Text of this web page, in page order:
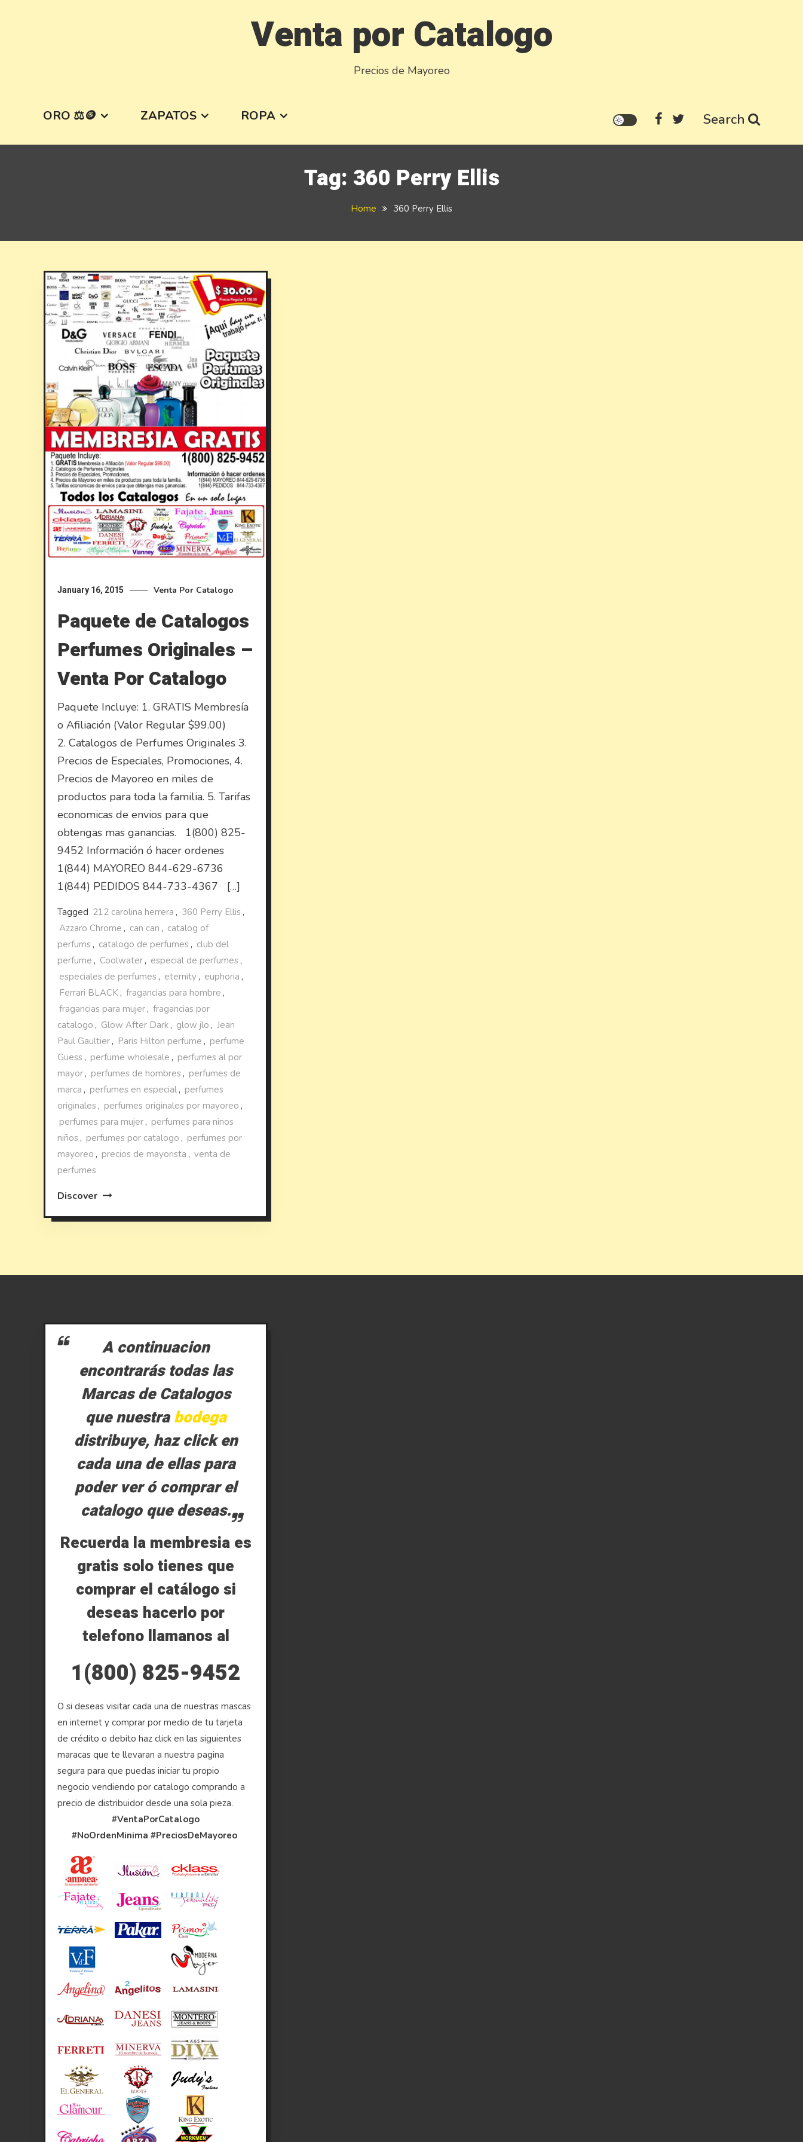
Venta por Catalogo
Precios de Mayoreo
ORO ⚖️🪙 ZAPATOS ROPA Search
Tag: 360 Perry Ellis
Home 360 Perry Ellis
January 16, 2015 Venta Por Catalogo
Paquete de Catalogos
Perfumes Originales –
Venta Por Catalogo
Paquete Incluye: 1. GRATIS Membresía
o Afiliación (Valor Regular $99.00)
2. Catalogos de Perfumes Originales 3.
Precios de Especiales, Promociones, 4.
Precios de Mayoreo en miles de
productos para toda la familia. 5. Tarifas
economicas de envios para que
obtengas mas ganancias. 1(800) 825-
9452 Información ó hacer ordenes
1(844) MAYOREO 844-629-6736
1(844) PEDIDOS 844-733-4367 […]
Tagged 212 carolina herrera , 360 Perry Ellis ,
Azzaro Chrome , can can , catalog of
perfums , catalogo de perfumes , club del
perfume , Coolwater , especial de perfumes ,
especiales de perfumes , eternity , euphoria ,
Ferrari BLACK , fragancias para hombre ,
fragancias para mujer , fragancias por
catalogo , Glow After Dark , glow jlo , Jean
Paul Gaultier , Paris Hilton perfume , perfume
Guess , perfume wholesale , perfumes al por
mayor , perfumes de hombres , perfumes de
marca , perfumes en especial , perfumes
originales , perfumes originales por mayoreo ,
perfumes para mujer , perfumes para ninos
niños , perfumes por catalogo , perfumes por
mayoreo , precios de mayorista , venta de
perfumes
Discover
A continuacion
encontrarás todas las
Marcas de Catalogos
que nuestrabodega
distribuye, haz click en
cada una de ellas para
poder ver ó comprar el
catalogo que deseas.
Recuerda la membresia es
gratis solo tienes que
comprar el catálogo si
deseas hacerlo por
telefono llamanos al
1(800) 825-9452
O si deseas visitar cada una de nuestras mascas
en internet y comprar por medio de tu tarjeta
de crédito o debito haz click en las siguientes
maracas que te llevaran a nuestra pagina
segura para que puedas iniciar tu propio
negocio vendiendo por catalogo comprando a
precio de distribuidor desde una sola pieza.
#VentaPorCatalogo
#NoOrdenMinima#PreciosDeMayoreo